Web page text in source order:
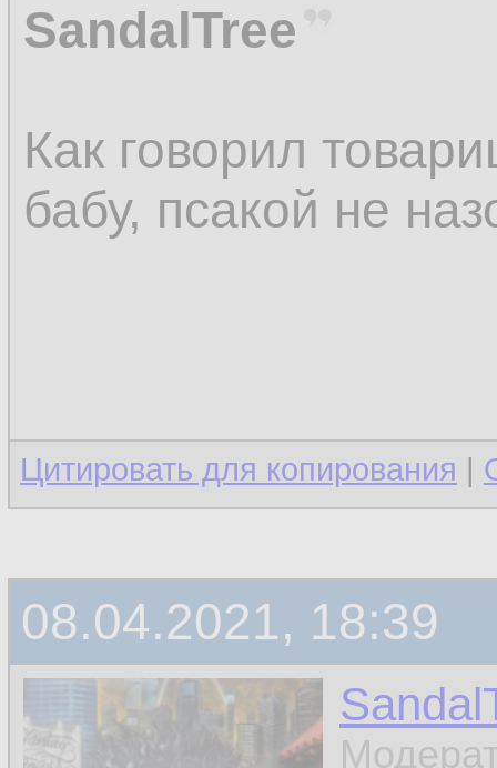
SandalTree
Как говорил
бабу, псакой не
Цитировать для копирования |
08.04.2021, 18:39